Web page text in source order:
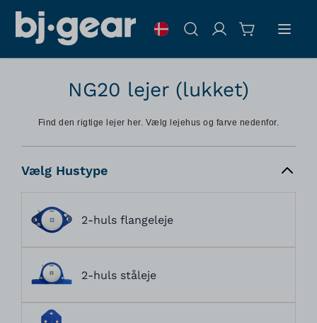
Søg
NG20 lejer (lukket)
Find den rigtige lejer her. Vælg lejehus og farve nedenfor.
Vælg Hustype
2-huls flangeleje
2-huls ståleje